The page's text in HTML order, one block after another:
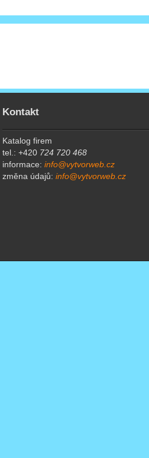
Kontakt
Katalog firem
tel.: +420 724 720 468
informace:info@vytvorweb.cz
změna údajů:info@vytvorweb.cz